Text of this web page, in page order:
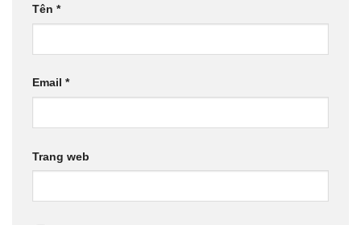
Tên *
Email *
Trang web